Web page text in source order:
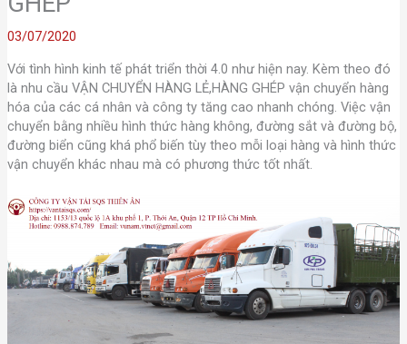
03/07/2020
Với tình hình kinh tế phát triển thời 4.0 như hiện nay. Kèm theo đó
là nhu cầu VẬN CHUYỂN HÀNG LẺ,HÀNG GHÉP vận chuyển hàng
hóa của các cá nhân và công ty tăng cao nhanh chóng. Việc vận
chuyển bằng nhiều hình thức hàng không, đường sắt và đường bộ,
đường biển cũng khá phổ biến tùy theo mỗi loại hàng và hình thức
vận chuyển khác nhau mà có phương thức tốt nhất.